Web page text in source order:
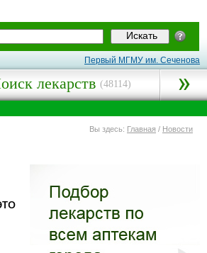
Первый МГМУ им. Сеченова
лекарств (48114)
Вы здесь: Главная / Новости